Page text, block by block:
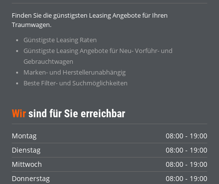
Finden Sie die günstigsten Leasing Angebote für Ihren
Traumwagen.
Günstigste Leasing Raten
Günstigste Leasing Angebote für Neu- Vorführ- und
Gebrauchtwagen
Marken- und Herstellerunabhängig
Beste Filter- und Suchmöglichkeiten
Wir sind für Sie erreichbar
Montag
08:00 - 19:00
Dienstag
08:00 - 19:00
Mittwoch
08:00 - 19:00
Donnerstag
08:00 - 19:00